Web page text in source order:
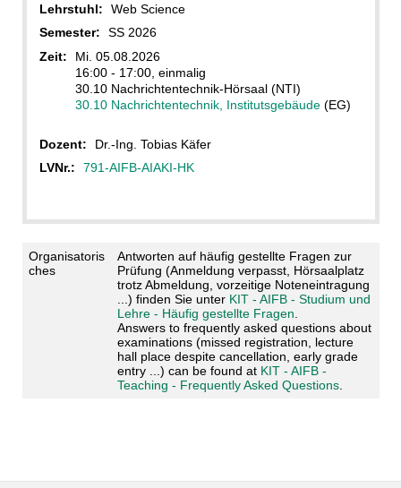
Lehrstuhl:
Web Science
Semester:
SS 2026
Zeit:
Mi. 05.08.2026
16:00 - 17:00, einmalig
30.10 Nachrichtentechnik-Hörsaal (NTI)
30.10 Nachrichtentechnik, Institutsgebäude(EG)
Dozent:
Dr.-Ing. Tobias Käfer
LVNr.:
791-AIFB-AIAKI-HK
Organisatoris
ches
Antworten auf häufig gestellte Fragen zur
Prüfung (Anmeldung verpasst, Hörsaalplatz
trotz Abmeldung, vorzeitige Noteneintragung
...) finden Sie unter KIT - AIFB - Studium und
Lehre - Häufig gestellte Fragen.
Answers to frequently asked questions about
examinations (missed registration, lecture
hall place despite cancellation, early grade
entry ...) can be found at KIT - AIFB -
Teaching - Frequently Asked Questions.